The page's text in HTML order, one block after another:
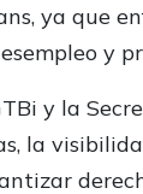
ya que
y
y la
la